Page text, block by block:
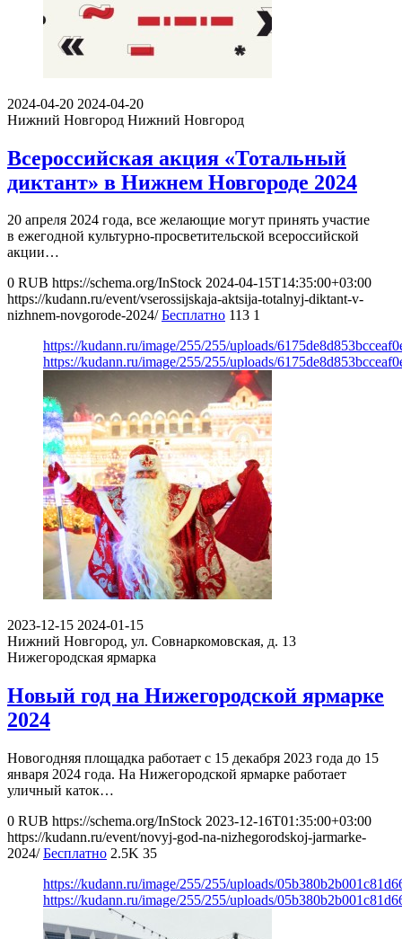
2024-04-20 2024-04-20
Нижний Новгород Нижний Новгород
Всероссийская акция «Тотальный
диктант» в Нижнем Новгороде 2024
20 апреля 2024 года, все желающие могут принять участие
в ежегодной культурно-просветительской всероссийской
акции…
0 RUB https://schema.org/InStock 2024-04-15T14:35:00+03:00
https://kudann.ru/event/vserossijskaja-aktsija-totalnyj-diktant-v-
nizhnem-novgorode-2024/ Бесплатно 113 1
https://kudann.ru/image/255/255/uploads/
https://kudann.ru/image/255/255/uploads/
2023-12-15 2024-01-15
Нижний Новгород, ул. Совнаркомовская, д. 13
Нижегородская ярмарка
Новый год на Нижегородской ярмарке
2024
Новогодняя площадка работает с 15 декабря 2023 года до 15
января 2024 года. На Нижегородской ярмарке работает
уличный каток…
0 RUB https://schema.org/InStock 2023-12-16T01:35:00+03:00
https://kudann.ru/event/novyj-god-na-nizhegorodskoj-jarmarke-
2024/ Бесплатно 2.5K 35
https://kudann.ru/image/255/255/uploads/
https://kudann.ru/image/255/255/uploads/